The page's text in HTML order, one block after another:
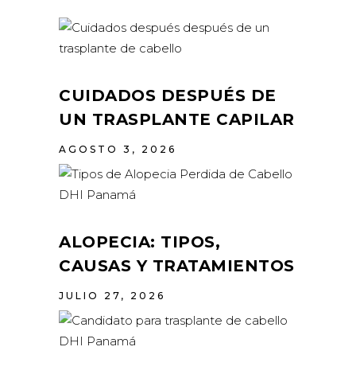
CUIDADOS DESPUÉS DE
UN TRASPLANTE CAPILAR
AGOSTO 3, 2026
ALOPECIA: TIPOS,
CAUSAS Y TRATAMIENTOS
JULIO 27, 2026